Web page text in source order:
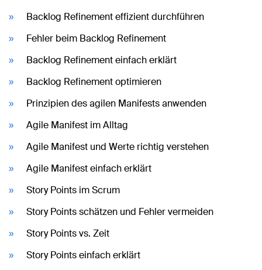
Backlog Refinement effizient durchführen
Fehler beim Backlog Refinement
Backlog Refinement einfach erklärt
Backlog Refinement optimieren
Prinzipien des agilen Manifests anwenden
Agile Manifest im Alltag
Agile Manifest und Werte richtig verstehen
Agile Manifest einfach erklärt
Story Points im Scrum
Story Points schätzen und Fehler vermeiden
Story Points vs. Zeit
Story Points einfach erklärt